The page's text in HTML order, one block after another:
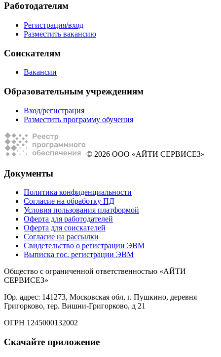
Работодателям
Регистрация/вход
Разместить вакансию
Соискателям
Вакансии
Образовательным учреждениям
Вход/регистрация
Разместить программу обучения
© 2026 ООО «АЙТИ СЕРВИСЕЗ»
Документы
Политика конфиденциальности
Согласие на обработку ПД
Условия пользования платформой
Оферта для работодателей
Оферта для соискателей
Согласие на рассылки
Свидетельство о регистрации ЭВМ
Выписка гос. регистрации ЭВМ
Общество с ограниченной ответственностью «АЙТИ
СЕРВИСЕЗ»
Юр. адрес: 141273, Московская обл, г. Пушкино, деревня
Григорково, тер. Вишни-Григорково, д 21
ОГРН 1245000132002
Скачайте приложение